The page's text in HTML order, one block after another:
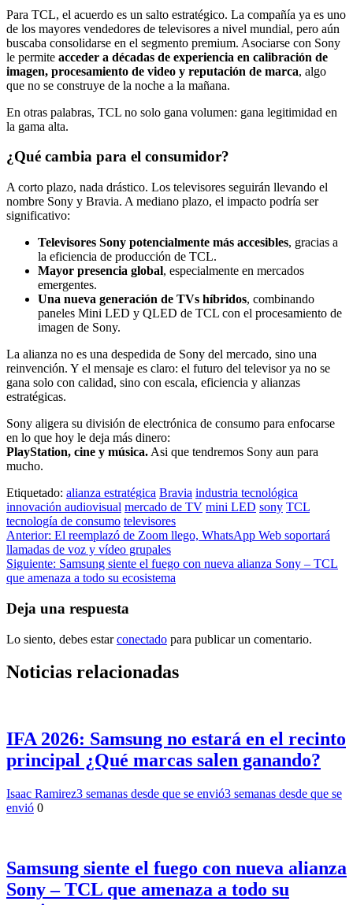
Para TCL, el acuerdo es un salto estratégico. La compañía ya es uno
de los mayores vendedores de televisores a nivel mundial, pero aún
buscaba consolidarse en el segmento premium. Asociarse con Sony
le permite acceder a décadas de experiencia en calibración de
imagen, procesamiento de video y reputación de marca, algo
que no se construye de la noche a la mañana.
En otras palabras, TCL no solo gana volumen: gana legitimidad en
la gama alta.
¿Qué cambia para el consumidor?
A corto plazo, nada drástico. Los televisores seguirán llevando el
nombre Sony y Bravia. A mediano plazo, el impacto podría ser
significativo:
Televisores Sony potencialmente más accesibles, gracias a
la eficiencia de producción de TCL.
Mayor presencia global, especialmente en mercados
emergentes.
Una nueva generación de TVs híbridos, combinando
paneles Mini LED y QLED de TCL con el procesamiento de
imagen de Sony.
La alianza no es una despedida de Sony del mercado, sino una
reinvención. Y el mensaje es claro: el futuro del televisor ya no se
gana solo con calidad, sino con escala, eficiencia y alianzas
estratégicas.
Sony aligera su división de electrónica de consumo para enfocarse
en lo que hoy le deja más dinero:
PlayStation, cine y música. Asi que tendremos Sony aun para
mucho.
Etiquetado: alianza estratégica Bravia industria tecnológica
innovación audiovisual mercado de TV mini LED sony TCL
tecnología de consumo televisores
Navegación
de
entradas
Anterior: El reemplazó de Zoom llego, WhatsApp Web soportará
llamadas de voz y vídeo grupales
Siguiente: Samsung siente el fuego con nueva alianza Sony – TCL
que amenaza a todo su ecosistema
Deja una respuesta
Lo siento, debes estarconectado para publicar un comentario.
Noticias relacionadas
IFA 2026: Samsung no estará en el recinto
principal ¿Qué marcas salen ganando?
Isaac Ramirez3 semanas desde que se envió3 semanas desde que se
envió 0
Samsung siente el fuego con nueva alianza
Sony – TCL que amenaza a todo su